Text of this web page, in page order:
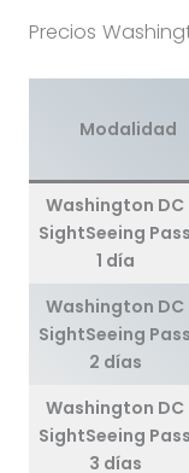
Precios
Modalidad
Washington DC
SightSeeing Pass
1 día
Washington DC
SightSeeing Pass
2 días
Washington DC
SightSeeing Pass
3 días